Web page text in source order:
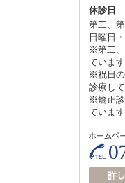
休診日
第二、
日曜日
※第二、
ています
※祝日
診療して
※矯正診
ています